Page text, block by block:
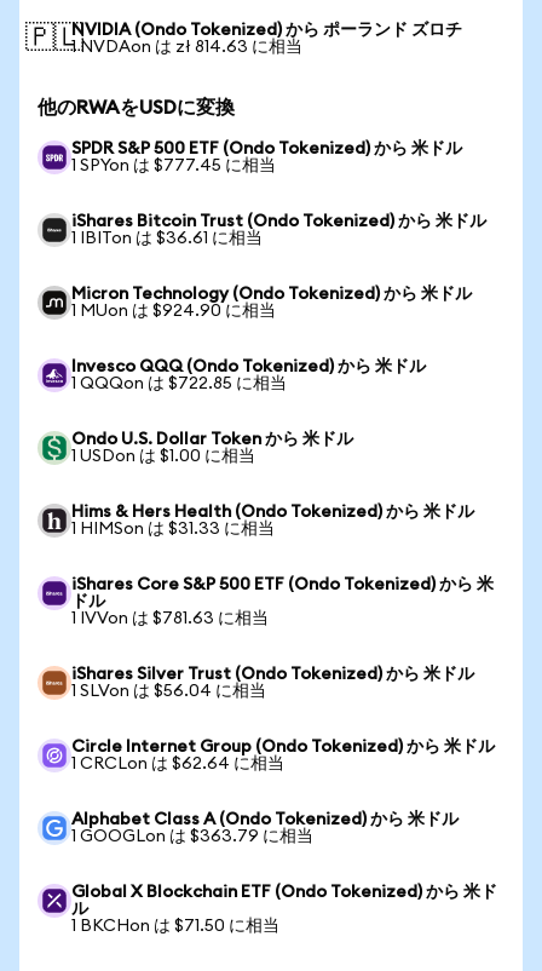
🇵🇱NVIDIA (Ondo Tokenized) から ポーランド ズロチ
1 NVDAon は zł 814.63 に相当
他のRWAをUSDに変換
SPDR S&P 500 ETF (Ondo Tokenized) から 米ドル
1 SPYon は $777.45 に相当
iShares Bitcoin Trust (Ondo Tokenized) から 米ドル
1 IBITon は $36.61 に相当
Micron Technology (Ondo Tokenized) から 米ドル
1 MUon は $924.90 に相当
Invesco QQQ (Ondo Tokenized) から 米ドル
1 QQQon は $722.85 に相当
Ondo U.S. Dollar Token から 米ドル
1 USDon は $1.00 に相当
Hims & Hers Health (Ondo Tokenized) から 米ドル
1 HIMSon は $31.33 に相当
iShares Core S&P 500 ETF (Ondo Tokenized) から 米
ドル
1 IVVon は $781.63 に相当
iShares Silver Trust (Ondo Tokenized) から 米ドル
1 SLVon は $56.04 に相当
Circle Internet Group (Ondo Tokenized) から 米ドル
1 CRCLon は $62.64 に相当
Alphabet Class A (Ondo Tokenized) から 米ドル
1 GOOGLon は $363.79 に相当
Global X Blockchain ETF (Ondo Tokenized) から 米ド
ル
1 BKCHon は $71.50 に相当